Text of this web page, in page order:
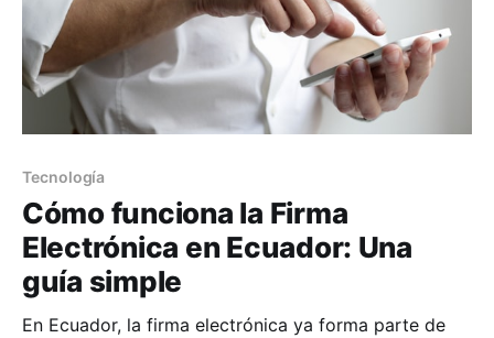
Tecnología
Cómo funciona la Firma
Electrónica en Ecuador: Una
guía simple
En Ecuador, la firma electrónica ya forma parte de